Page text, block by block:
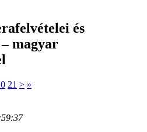
és
magyar
21 > »